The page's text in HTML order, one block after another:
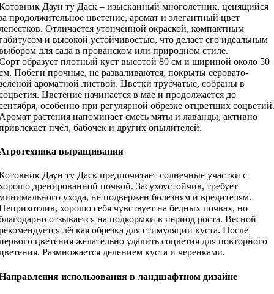
Даун ту Даск – изысканный многолетник, ценящийся
продолжительное цветение, аромат и элегантный цвет
Отличается утончённой окраской, компактным
и высокой устойчивостью, что делает его идеальным
для сада в прованском или природном стиле.
образует плотный куст высотой 80 см и шириной около 50
Побеги прочные, не разваливаются, покрыты серовато-
ароматной листвой. Цветки трубчатые, собраны в
Цветение начинается в мае и продолжается до
особенно при регулярной обрезке отцветших соцветий.
растения напоминает смесь мяты и лаванды, активно
пчёл, бабочек и других опылителей.
выращивания
Даун ту Даск предпочитает солнечные участки с
дренированной почвой. Засухоустойчив, требует
ухода, не подвержен болезням и вредителям.
хорошо себя чувствует на бедных почвах, но
отзывается на подкормки в период роста. Весной
лёгкая обрезка для стимуляции куста. После
цветения желательно удалить соцветия для повторного
Размножается делением куста и черенками.
использования в ландшафтном дизайне